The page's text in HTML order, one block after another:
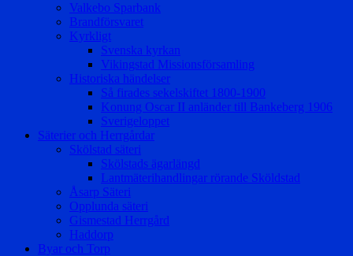
Valkebo Sparbank
Brandförsvaret
Kyrkligt
Svenska kyrkan
Vikingstad Missionsförsamling
Historiska händelser
Så firades sekelskiftet 1800-1900
Konung Oscar II anländer till Bankeberg 1906
Sverigeloppet
Säterier och Herrgårdar
Skölstad säteri
Skölstads ägarlängd
Lantmäterihandlingar rörande Sköldstad
Åsarp Säteri
Opplunda säteri
Gismestad Herrgård
Haddorp
Byar och Torp